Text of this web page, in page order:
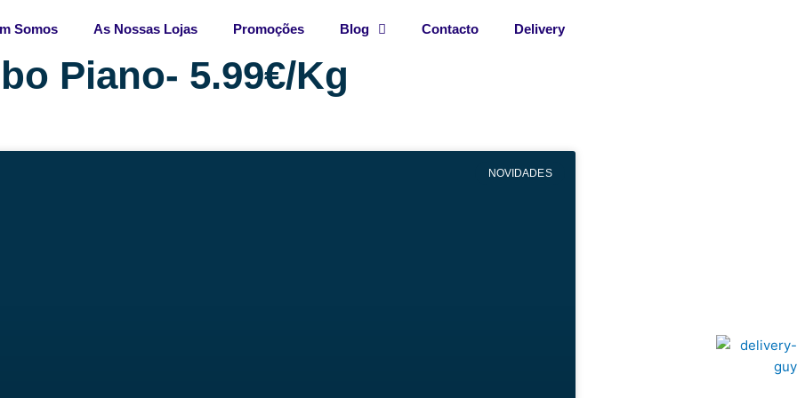
Somos As Nossas Lojas Promoções Blog Contacto Delivery
Piano- 5.99€/Kg
NOVIDADES